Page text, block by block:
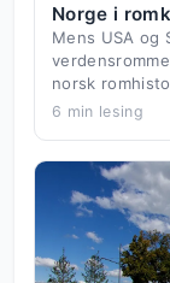
Norge i
Mens USA og
norsk
6 min lesing